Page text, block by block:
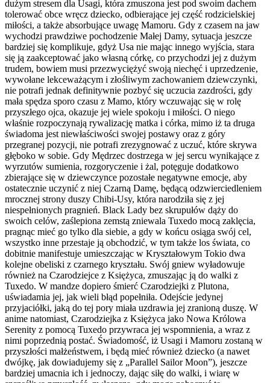
dużym stresem dla Usagi, która zmuszona jest pod swoim dachem
tolerować obce wręcz dziecko, odbierające jej część rodzicielskiej
miłości, a także absorbujące uwagę Mamoru. Gdy z czasem na jaw
wychodzi prawdziwe pochodzenie Małej Damy, sytuacja jeszcze
bardziej się komplikuje, gdyż Usa nie mając innego wyjścia, stara
się ją zaakceptować jako własną córkę, co przychodzi jej z dużym
trudem, bowiem musi przezwyciężyć swoją niechęć i uprzedzenie,
wywołane lekceważącym i złośliwym zachowaniem dziewczynki,
nie potrafi jednak definitywnie pozbyć się uczucia zazdrości, gdy
mała spędza sporo czasu z Mamo, który wczuwając się w rolę
przyszłego ojca, okazuje jej wiele spokoju i miłości. O niego
właśnie rozpoczynają rywalizację matka i córka, mimo iż ta druga
świadoma jest niewłaściwości swojej postawy oraz z góry
przegranej pozycji, nie potrafi zrezygnować z uczuć, które skrywa
głęboko w sobie. Gdy Mędrzec dostrzega w jej sercu wynikające z
wyrzutów sumienia, rozgoryczenie i żal, potęguje dodatkowo
zbierające się w dziewczynce pozostałe negatywne emocje, aby
ostatecznie uczynić z niej Czarną Damę, będącą odzwierciedleniem
mrocznej strony duszy Chibi-Usy, która narodziła się z jej
niespełnionych pragnień. Black Lady bez skrupułów dąży do
swoich celów, zaślepiona zemstą zniewala Tuxedo mocą zaklęcia,
pragnąc mieć go tylko dla siebie, a gdy w końcu osiąga swój cel,
wszystko inne przestaje ją obchodzić, w tym także los świata, co
dobitnie manifestuje umieszczając w Kryształowym Tokio dwa
kolejne obeliski z czarnego kryształu. Swój gniew wyładowuje
również na Czarodziejce z Księżyca, zmuszając ją do walki z
Tuxedo. W mandze dopiero śmierć Czarodziejki z Plutona,
uświadamia jej, jak wieli błąd popełniła. Odejście jedynej
przyjaciółki, jaką do tej pory miała uzdrawia jej zranioną duszę. W
anime natomiast, Czarodziejka z Księżyca jako Nowa Królowa
Serenity z pomocą Tuxedo przywraca jej wspomnienia, a wraz z
nimi poprzednią postać. Świadomość, iż Usagi i Mamoru zostaną w
przyszłości małżeństwem, i będą mieć również dziecko (a nawet
dwójkę, jak dowiadujemy się z „Parallel Sailor Moon”), jeszcze
bardziej umacnia ich i jednoczy, dając siłę do walki, i wiarę w